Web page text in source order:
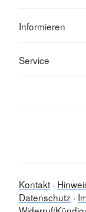
Informieren
Service
Kontakt
Datenschutz